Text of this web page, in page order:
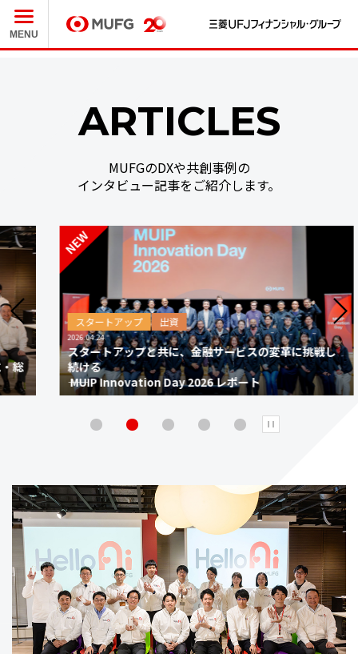
MUFG
MENU
ARTICLES
MUFGのDXや共創事例の
インタビュー記事をご紹介します。
スタートアップ 出資
2026.04.24
スタートアップと共に、金融サービスの変革に挑戦し
続ける
―― MUIP Innovation Day 2026 レポート